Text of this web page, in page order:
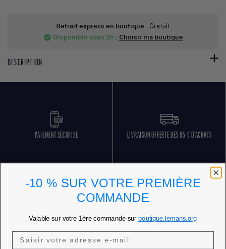
Retrait express en boutique - Gratuit
check_circle Disponible sous 2h : Choisir ma boutique
DESCRIPTION
PAIEMENT SÉCURISÉ LIVRAISON OFFERTE DÈS 85 € D'ACHATS
-10 % SUR VOTRE PREMIÈRE
COMMANDE
Valable sur votre 1ère commande sur boutique.lemans.org